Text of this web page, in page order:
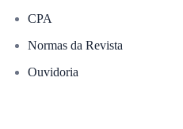
CPA
Normas da Revista
Ouvidoria